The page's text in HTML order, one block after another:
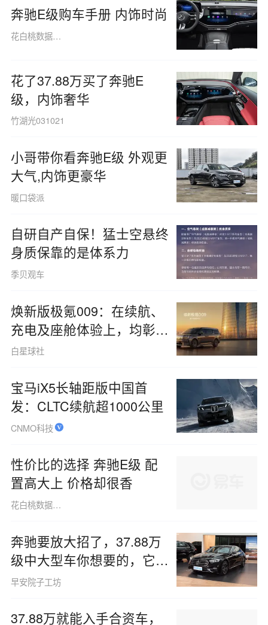
奔驰E级购车手册 内饰时尚
花白桃数据091013
花了37.88万买了奔驰E
级，内饰奢华
竹湖光031021
小哥带你看奔驰E级 外观更
大气,内饰更豪华
暖口袋派
​自研自产自保！猛士空悬终
身质保靠的是体系力
季贝观车
焕新版极氪009：在续航、
充电及座舱体验上，均彰显
极致考究
白星球社
宝马iX5长轴距版中国首
发：CLTC续航超1000公里
CNMO科技
性价比的选择 奔驰E级 配
置高大上 价格却很香
花白桃数据091013
奔驰要放大招了，37.88万
级中大型车你想要的，它都
有
早安院子工坊
37.88万就能入手合资车，